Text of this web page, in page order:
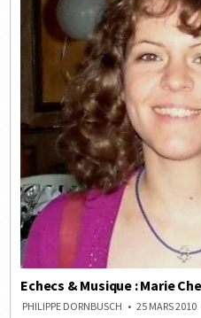
Echecs & Musique : Marie
PHILIPPE DORNBUSCH 25 MARS 2010